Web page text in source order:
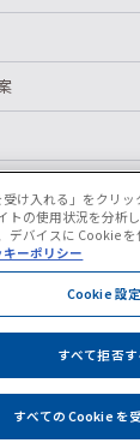
プライバシーポ
ご利用条件
©2026 SHIMA SEIKI
受け入れる」をクリ
トの使用状況を分析
デバイスに Cookie
キーポリシー
Cookie 設定
すべて拒否す
すべての Cookie を